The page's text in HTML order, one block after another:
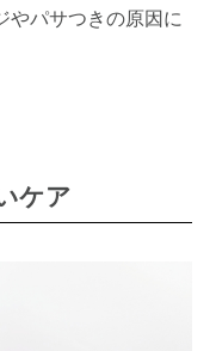
やパサつきの原因に
ケア